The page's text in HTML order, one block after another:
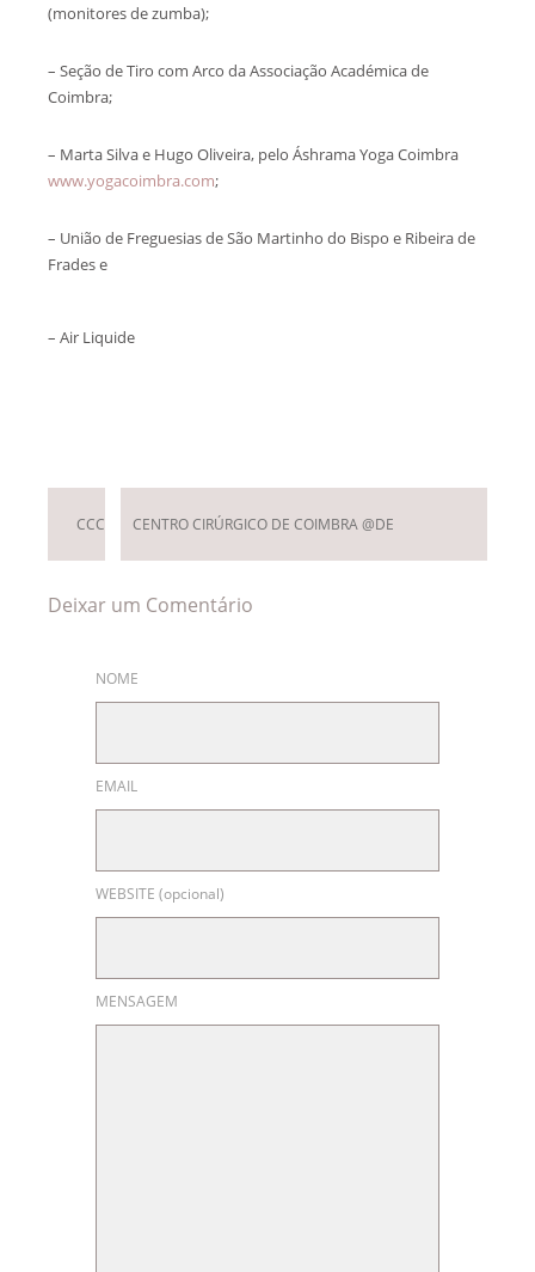
(monitores de zumba);
– Seção de Tiro com Arco da Associação Académica de
Coimbra;
– Marta Silva e Hugo Oliveira, pelo Áshrama Yoga Coimbra
www.yogacoimbra.com;
– União de Freguesias de São Martinho do Bispo e Ribeira de
Frades e
– Air Liquide
CCC CENTRO CIRÚRGICO DE COIMBRA @DE
Deixar um Comentário
NOME
EMAIL
WEBSITE (opcional)
MENSAGEM